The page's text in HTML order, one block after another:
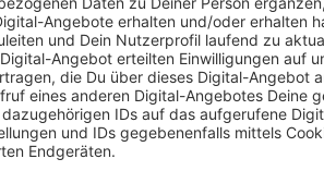
Wie die Anmelder der Demo mitteilen,
Polizei rechnet im Bereich der
startet auf dem Sonnenhausplatz mit
der Demo-Zug durch die Gladbacher
Hindenburgstraße und dann über den
Viersener Straße wieder zurück zur